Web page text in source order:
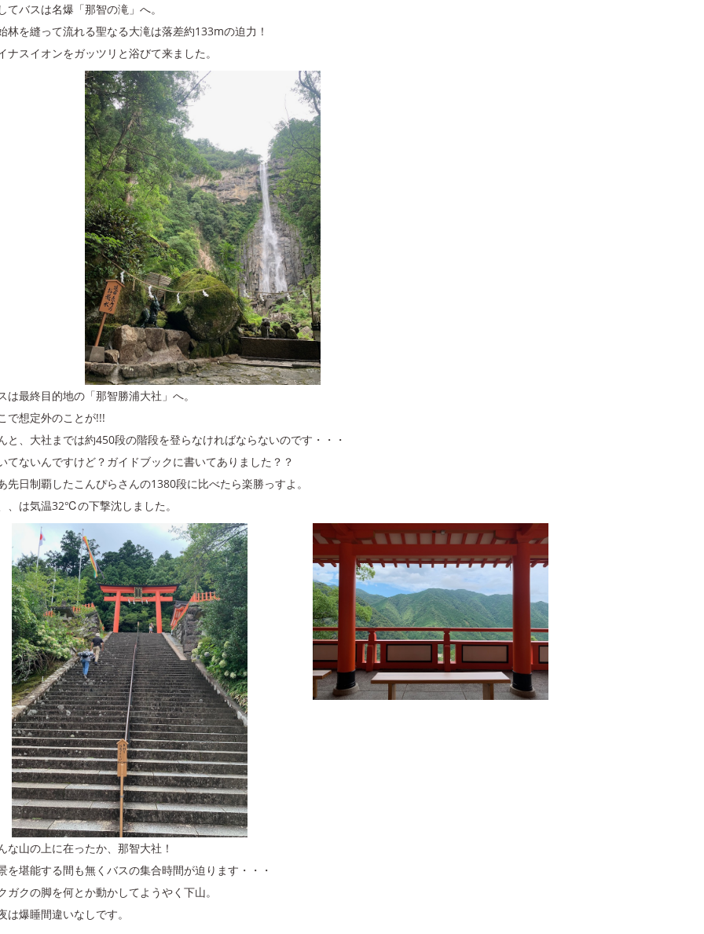
てバスは名爆「那智の滝」へ。
林を縫って流れる聖なる大滝は落差約133mの迫力！
ナスイオンをガッツリと浴びて来ました。
は最終目的地の「那智勝浦大社」へ。
で想定外のことが!!!
と、大社までは約450段の階段を登らなければならないのです・・・
てないんですけど？ガイドブックに書いてありました？？
先日制覇したこんぴらさんの1380段に比べたら楽勝っすよ。
、は気温32℃の下撃沈しました。
な山の上に在ったか、那智大社！
を堪能する間も無くバスの集合時間が迫ります・・・
ガクの脚を何とか動かしてようやく下山。
は爆睡間違いなしです。